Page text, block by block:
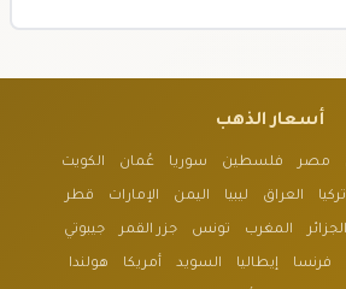
أسعار الذهب
مصر فلسطين سوريا عُمان الكويت
تركيا العراق ليبيا اليمن الإمارات قطر
الجزائر المغرب تونس جزر القمر جيبوتي
فرنسا إيطاليا السويد أمريكا هولندا